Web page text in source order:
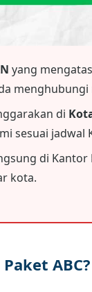
yang
di
sesuai jadwal
di
kota.
ABC?